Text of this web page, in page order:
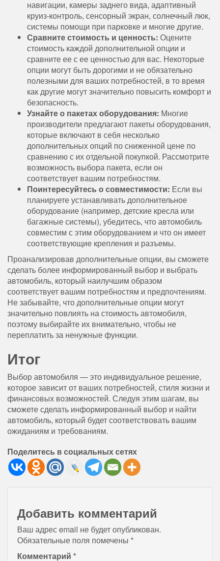
навигации, камеры заднего вида, адаптивный
круиз-контроль, сенсорный экран, солнечный люк,
системы помощи при парковке и многие другие.
Сравните стоимость и ценность: Оцените
стоимость каждой дополнительной опции и
сравните ее с ее ценностью для вас. Некоторые
опции могут быть дорогими и не обязательно
полезными для ваших потребностей, в то время
как другие могут значительно повысить комфорт и
безопасность.
Узнайте о пакетах оборудования: Многие
производители предлагают пакеты оборудования,
которые включают в себя несколько
дополнительных опций по сниженной цене по
сравнению с их отдельной покупкой. Рассмотрите
возможность выбора пакета, если он
соответствует вашим потребностям.
Поинтересуйтесь о совместимости: Если вы
планируете устанавливать дополнительное
оборудование (например, детские кресла или
багажные системы), убедитесь, что автомобиль
совместим с этим оборудованием и что он имеет
соответствующие крепления и разъемы.
Проанализировав дополнительные опции, вы сможете
сделать более информированный выбор и выбрать
автомобиль, который наилучшим образом
соответствует вашим потребностям и предпочтениям.
Не забывайте, что дополнительные опции могут
значительно повлиять на стоимость автомобиля,
поэтому выбирайте их внимательно, чтобы не
переплатить за ненужные функции.
Итог
Выбор автомобиля — это индивидуальное решение,
которое зависит от ваших потребностей, стиля жизни и
финансовых возможностей. Следуя этим шагам, вы
сможете сделать информированный выбор и найти
автомобиль, который будет соответствовать вашим
ожиданиям и требованиям.
Поделитесь в социальных сетях
Добавить комментарий
Ваш адрес email не будет опубликован.
Обязательные поля помечены *
Комментарий *